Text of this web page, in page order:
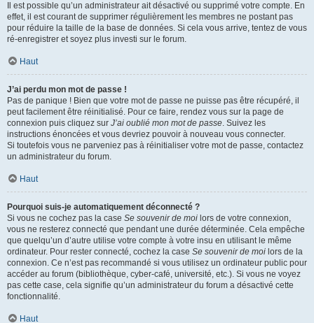
Il est possible qu’un administrateur ait désactivé ou supprimé votre compte. En
effet, il est courant de supprimer régulièrement les membres ne postant pas
pour réduire la taille de la base de données. Si cela vous arrive, tentez de vous
ré-enregistrer et soyez plus investi sur le forum.
Haut
J’ai perdu mon mot de passe !
Pas de panique ! Bien que votre mot de passe ne puisse pas être récupéré, il
peut facilement être réinitialisé. Pour ce faire, rendez vous sur la page de
connexion puis cliquez sur J’ai oublié mon mot de passe. Suivez les
instructions énoncées et vous devriez pouvoir à nouveau vous connecter.
Si toutefois vous ne parveniez pas à réinitialiser votre mot de passe, contactez
un administrateur du forum.
Haut
Pourquoi suis-je automatiquement déconnecté ?
Si vous ne cochez pas la case Se souvenir de moi lors de votre connexion,
vous ne resterez connecté que pendant une durée déterminée. Cela empêche
que quelqu’un d’autre utilise votre compte à votre insu en utilisant le même
ordinateur. Pour rester connecté, cochez la case Se souvenir de moi lors de la
connexion. Ce n’est pas recommandé si vous utilisez un ordinateur public pour
accéder au forum (bibliothèque, cyber-café, université, etc.). Si vous ne voyez
pas cette case, cela signifie qu’un administrateur du forum a désactivé cette
fonctionnalité.
Haut